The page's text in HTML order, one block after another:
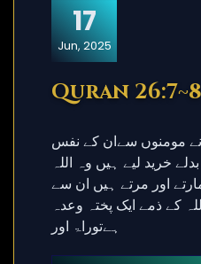
17
Jun, 2025
Quran 26:7~8
مومنوں سےان کے نفس
خرید لیے ہیں وہ اللہ
اور مرتے ہیں ان سے
کے ذمے ایک پختہ وعدہ
ہےتوراۃ اور